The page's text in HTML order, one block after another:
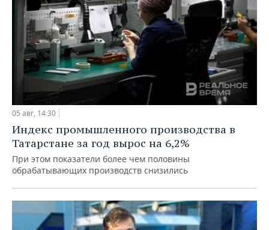
05 авг, 14:30
Индекс промышленного производства в
Татарстане за год вырос на 6,2%
При этом показатели более чем половины
обрабатывающих производств снизились